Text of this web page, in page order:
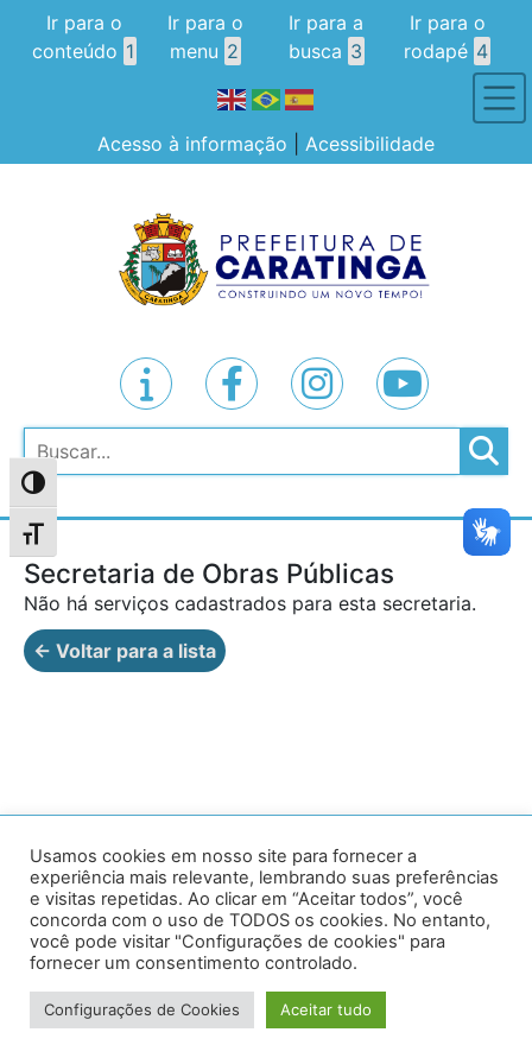
Alternar alto contraste
Alternar tamanho da fonte
Ir para o
conteúdo 1
Ir para o
menu 2
Ir para a
busca 3
Ir para o
rodapé 4
Acesso à informação Acessibilidade
Pesquisar
Secretaria de Obras Públicas
Não há serviços cadastrados para esta secretaria.
← Voltar para a lista
Av. Prof. Armando Alves da Silva, nº 1950 - Zacarias,
Caratinga - MG - 35302-403 / Tel: (33) 3329 8000
Desenvolvido por VersaTec
Usamos cookies em nosso site para fornecer a
experiência mais relevante, lembrando suas preferências
e visitas repetidas. Ao clicar em “Aceitar todos”, você
concorda com o uso de TODOS os cookies. No entanto,
você pode visitar "Configurações de cookies" para
fornecer um consentimento controlado.
Configurações de Cookies Aceitar tudo